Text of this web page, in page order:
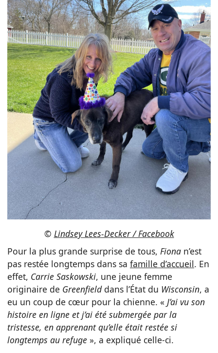
© Lindsey Lees-Decker / Facebook
Pour la plus grande surprise de tous, Fiona n’est
pas restée longtemps dans sa famille d’accueil. En
effet, Carrie Saskowski, une jeune femme
originaire de Greenfielddans l’État du Wisconsin, a
eu un coup de cœur pour la chienne. « J’ai vu son
histoire en ligne et j’ai été submergée par la
tristesse, en apprenant qu’elle était restée si
longtemps au refuge », a expliqué celle-ci.